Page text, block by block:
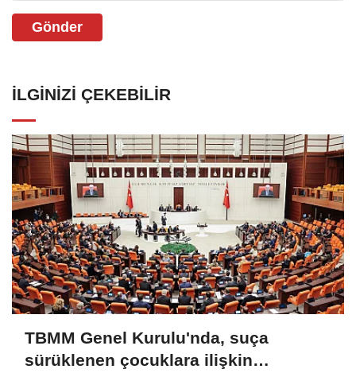
Gönder
İLGINIZI ÇEKEBILIR
TBMM Genel Kurulu'nda, suça
sürüklenen çocuklara ilişkin